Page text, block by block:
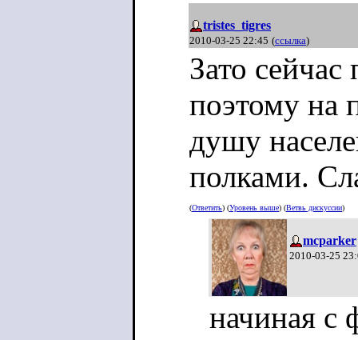
tristes_tigres
2010-03-25 22:45 (ссылка)
Зато
поэтому на
душу
полками.
(Ответить) (Уровень выше) (Ветвь дискуссии)
mcparker
2010-03-25
начиная с